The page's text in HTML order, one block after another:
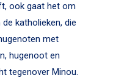
ook gaat het om
katholieken, die
met
hugenoot en
tegenover Minou.